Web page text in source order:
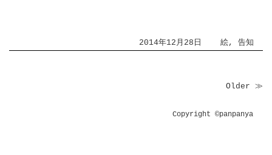
2014年12月28日 絵, 告知
Older ≫